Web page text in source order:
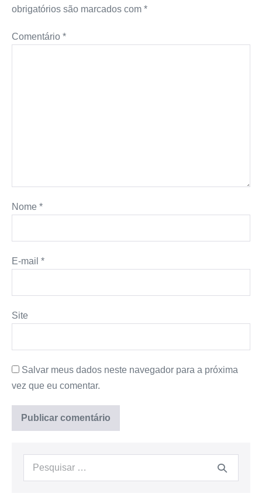
obrigatórios são marcados com *
Comentário *
Nome *
E-mail *
Site
Salvar meus dados neste navegador para a próxima
vez que eu comentar.
Procurar: